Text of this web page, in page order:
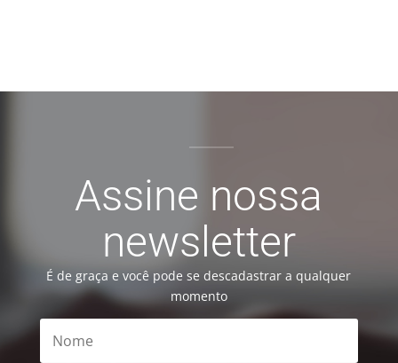
Assine nossa
newsletter
É de graça e você pode se descadastrar a qualquer
momento